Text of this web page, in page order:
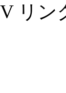
リン